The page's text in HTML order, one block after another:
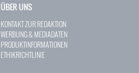
ÜBER UNS
KONTAKT ZUR REDAKTION
WERBUNG & MEDIADATEN
PRODUKTINFORMATIONEN
ETHIKRICHTLINIE